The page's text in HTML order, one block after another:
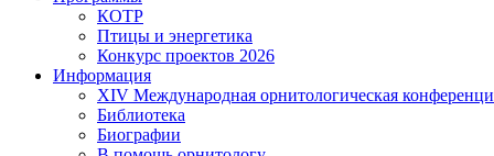
КОТР
Птицы и энергетика
Конкурс проектов 2026
Информация
XIV Международная орнитологическая
Библиотека
Биографии